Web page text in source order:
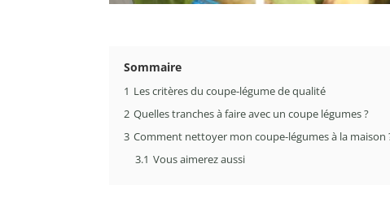
Sommaire
1 Les critères du coupe-légume de qualité
2 Quelles tranches à faire avec un coupe légumes ?
3 Comment nettoyer mon coupe-légumes à la maison
3.1 Vous aimerez aussi